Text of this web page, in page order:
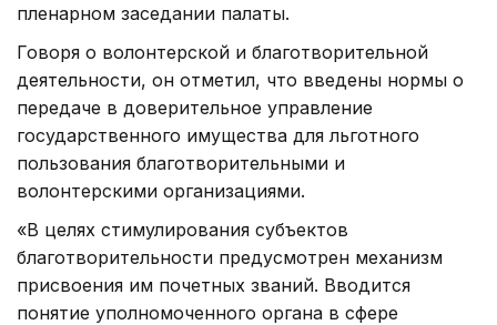
пленарном заседании палаты.
Говоря о волонтерской и благотворительной
деятельности, он отметил, что введены нормы о
передаче в доверительное управление
государственного имущества для льготного
пользования благотворительными и
волонтерскими организациями.
«В целях стимулирования субъектов
благотворительности предусмотрен механизм
присвоения им почетных званий. Вводится
понятие уполномоченного органа в сфере